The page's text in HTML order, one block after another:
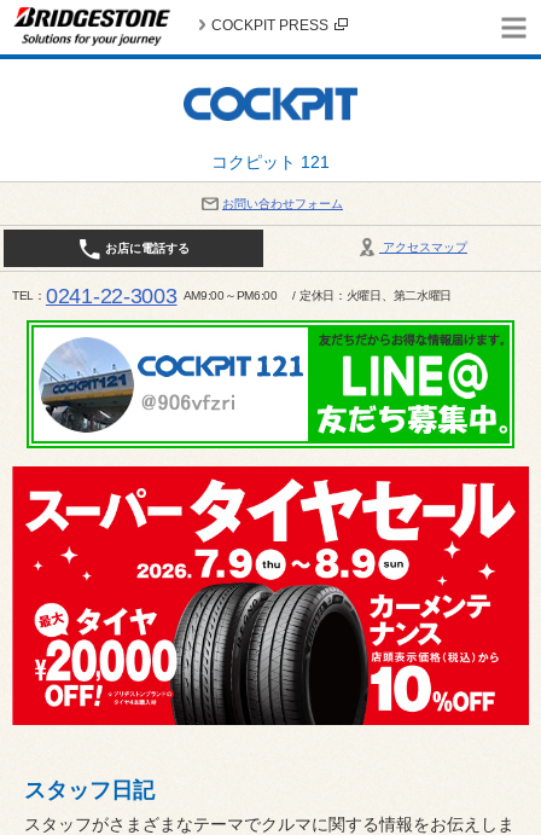
コクピット 121
COCKPIT PRESS
お問い合わせフォーム
アクセスマップ
お店に電話する
TEL 0241-22-3003 AM9:00～PM6:00 / 定休日：火曜日、第二水曜日
スタッフ日記
スタッフがさまざまなテーマでクルマに関する情報をお伝えしま